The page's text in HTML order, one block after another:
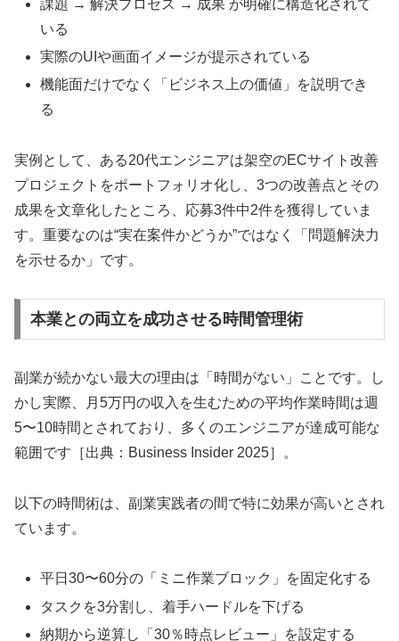
課題 → 解決プロセス → 成果 が明確に構造化されて
いる
実際のUIや画面イメージが提示されている
機能面だけでなく「ビジネス上の価値」を説明でき
る
実例として、ある20代エンジニアは架空のECサイト改善
プロジェクトをポートフォリオ化し、3つの改善点とその
成果を文章化したところ、応募3件中2件を獲得していま
す。重要なのは“実在案件かどうか”ではなく「問題解決力
を示せるか」です。
本業との両立を成功させる時間管理術
副業が続かない最大の理由は「時間がない」ことです。し
かし実際、月5万円の収入を生むための平均作業時間は週
5〜10時間とされており、多くのエンジニアが達成可能な
範囲です［出典：Business Insider 2025］。
以下の時間術は、副業実践者の間で特に効果が高いとされ
ています。
平日30〜60分の「ミニ作業ブロック」を固定化する
タスクを3分割し、着手ハードルを下げる
納期から逆算し「30％時点レビュー」を設定する